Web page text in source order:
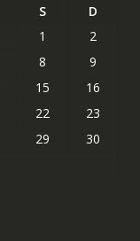
S
D
1
2
8
9
15
16
22
23
29
30